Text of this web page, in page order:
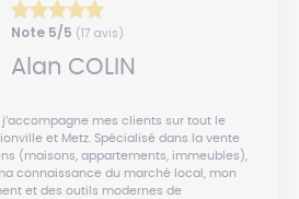
Note 5/5 (17 avis)
Alan COLIN
j’accompagne mes clients sur tout le
et Metz. Spécialisé dans la vente
(maisons, appartements, immeubles),
connaissance du marché local, mon
et des outils modernes de